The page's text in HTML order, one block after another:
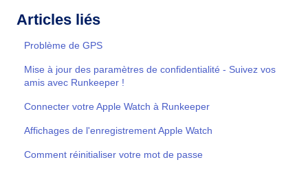
Articles liés
Problème de GPS
Mise à jour des paramètres de confidentialité - Suivez vos
amis avec Runkeeper !
Connecter votre Apple Watch à Runkeeper
Affichages de l'enregistrement Apple Watch
Comment réinitialiser votre mot de passe